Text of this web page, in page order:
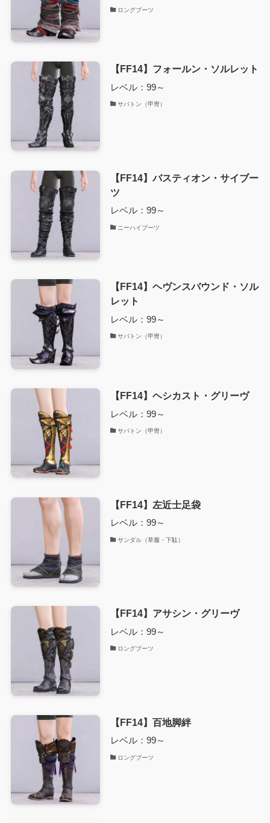
ロングブーツ
【FF14】フォールン・ソルレット
レベル：99～
サバトン（甲冑）
【FF14】バスティオン・サイブー
ツ
レベル：99～
ニーハイブーツ
【FF14】ヘヴンスバウンド・ソル
レット
レベル：99～
サバトン（甲冑）
【FF14】ヘシカスト・グリーヴ
レベル：99～
サバトン（甲冑）
【FF14】左近士足袋
レベル：99～
サンダル（草履・下駄）
【FF14】アサシン・グリーヴ
レベル：99～
ロングブーツ
【FF14】百地脚絆
レベル：99～
ロングブーツ